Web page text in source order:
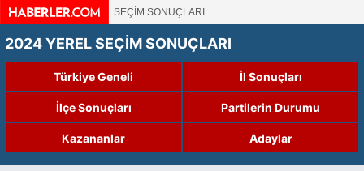
SEÇİM SONUÇLARI
2024 YEREL SEÇİM SONUÇLARI
Türkiye Geneli İl Sonuçları
İlçe Sonuçları Partilerin Durumu
Kazananlar Adaylar